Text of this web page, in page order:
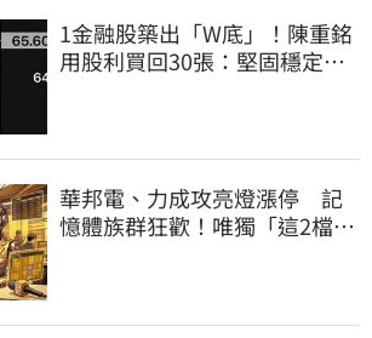
1金融股築出「W底」！陳重銘
用股利買回30張：堅固穩定的
華邦電、力成攻亮燈漲停 記
憶體族群狂歡！唯獨「這2檔」